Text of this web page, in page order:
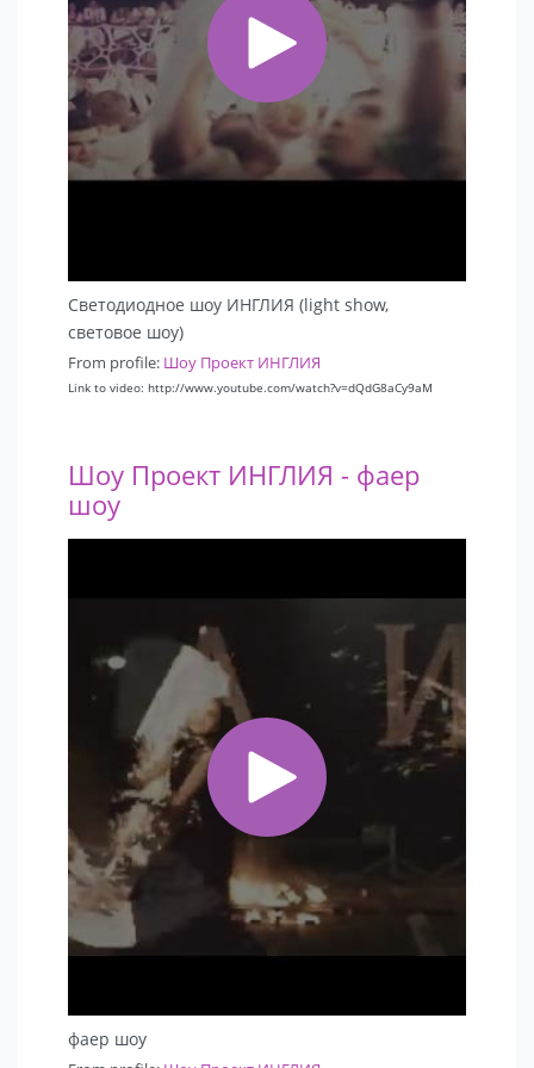
Светодиодное шоу ИНГЛИЯ (light show,
световое шоу)
From profile: Шоу Проект ИНГЛИЯ
Link to video: http://www.youtube.com/watch?v=dQdG8aCy9aM
Шоу Проект ИНГЛИЯ - фаер
шоу
фаер шоу